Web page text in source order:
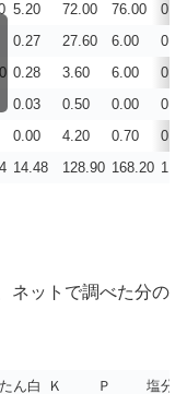
5.20 72.00 76.00
0.27 27.60 6.00
0.28 3.60 6.00
0.03 0.50 0.00
0.00 4.20 0.70
14.48 128.90 168.20
ネットで調べた分の
たん白 Ｋ Ｐ 塩分